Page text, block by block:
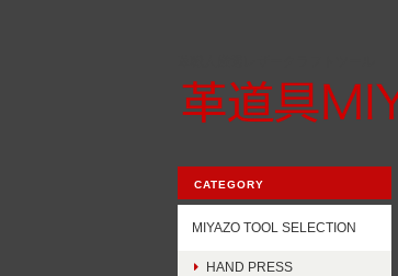
CATEGORY
MIYAZO TOOL SELECTION
HAND PRESS